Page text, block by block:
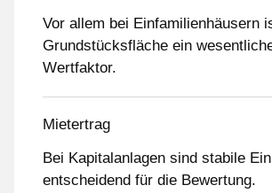
Vor allem bei Einfamilienhäusern
Grundstücksfläche ein
Wertfaktor.
Mietertrag
Bei Kapitalanlagen sind stabile
entscheidend für die Bewertung.